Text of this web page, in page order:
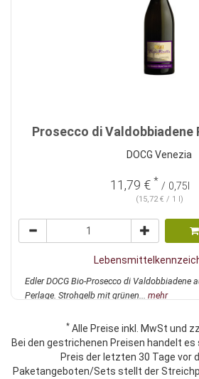
Prosecco di Valdobbiadene
DOCG Venezia
11,79 € * / 0,75l
(15,72 € / 1 l)
Edler DOCG Bio-Prosecco di Valdobbiadene
Perlage. Strohgelb mit grünen... mehr
*Alle Preise inkl. MwSt und
Bei den gestrichenen Preisen handelt
Preis der letzten 30 Tage vor
Paketangeboten/Sets stellt der